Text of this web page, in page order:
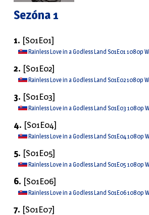
Sezóna 1
1. [S01E01]
Rainless Love in a Godless Land S01E01 1080p
2. [S01E02]
Rainless Love in a Godless Land S01E02 1080p
3. [S01E03]
Rainless Love in a Godless Land S01E03 1080p
4. [S01E04]
Rainless Love in a Godless Land S01E04 1080p
5. [S01E05]
Rainless Love in a Godless Land S01E05 1080p
6. [S01E06]
Rainless Love in a Godless Land S01E06 1080p
7. [S01E07]